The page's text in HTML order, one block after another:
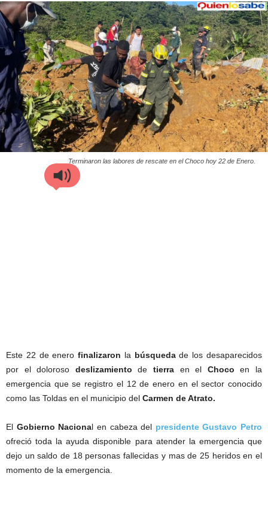
Terminaron las labores de rescate en el Choco hoy 22 de Enero.
Este 22 de enerofinalizaron la búsquedade los desaparecidos
por el doloroso deslizamiento detierra en el Chocoen la
emergencia que se registro el 12 de enero en el sector conocido
como las Toldas en el municipio del Carmen de Atrato.
El Gobierno Nacional en cabeza del presidente Gustavo Petro
ofreció toda la ayuda disponible para atender la emergencia que
dejo un saldo de 18 personas fallecidas y mas de 25 heridos en el
momento de la emergencia.